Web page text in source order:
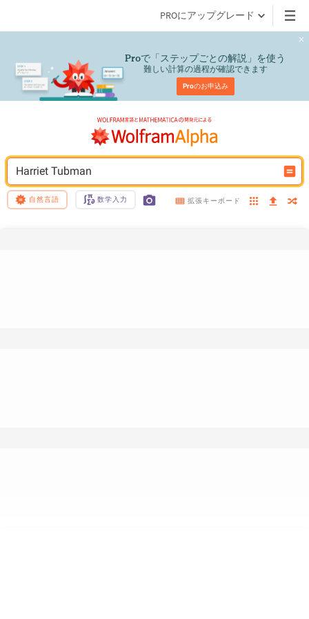
PROにアップグレード
Proで「ステップごとの解説」を使う
難しい計算の過程が確認できます
Proのお申込み
Harriet Tubman
自然言語 数学入力 拡張キーボード